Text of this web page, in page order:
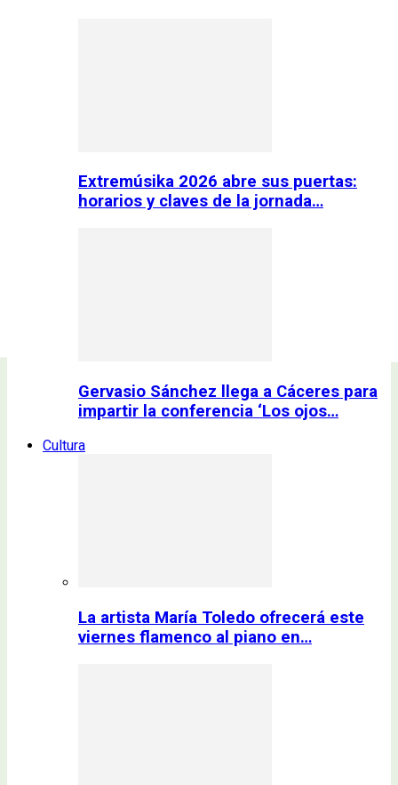
Extremúsika 2026 abre sus puertas:
horarios y claves de la jornada…
Gervasio Sánchez llega a Cáceres para
impartir la conferencia ‘Los ojos…
Cultura
La artista María Toledo ofrecerá este
viernes flamenco al piano en…